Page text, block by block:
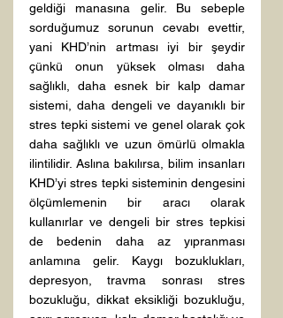
geldiği manasına gelir. Bu sebeple
sorduğumuz sorunun cevabı evettir,
yani KHD’nin artması iyi bir şeydir
çünkü onun yüksek olması daha
sağlıklı, daha esnek bir kalp damar
sistemi, daha dengeli ve dayanıklı bir
stres tepki sistemi ve genel olarak çok
daha sağlıklı ve uzun ömürlü olmakla
ilintilidir. Aslına bakılırsa, bilim insanları
KHD’yi stres tepki sisteminin dengesini
ölçümlemenin bir aracı olarak
kullanırlar ve dengeli bir stres tepkisi
de bedenin daha az yıpranması
anlamına gelir. Kaygı bozuklukları,
depresyon, travma sonrası stres
bozukluğu, dikkat eksikliği bozukluğu,